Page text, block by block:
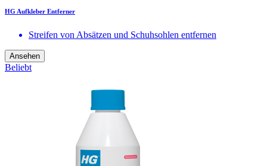
HG Aufkleber Entferner
Streifen von Absätzen und Schuhsohlen entfernen
Ansehen
Beliebt